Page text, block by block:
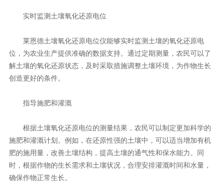
实时监测土壤氧化还原电位
莱恩德土壤氧化还原电位仪能够实时监测土壤的氧化还原电
位，为农业生产提供准确的数据支持。通过定期测量，农民可以了
解土壤的氧化还原状态，及时采取措施调整土壤环境，为作物生长
创造更好的条件。
指导施肥和灌溉
根据土壤氧化还原电位的测量结果，农民可以制定更加科学的
施肥和灌溉计划。例如，在还原性强的土壤中，可以适当增加有机
肥的施用量，改善土壤结构，提高土壤的通气性和保水能力。同
时，根据作物的生长需求和土壤状况，合理安排灌溉时间和水量，
确保作物正常生长。